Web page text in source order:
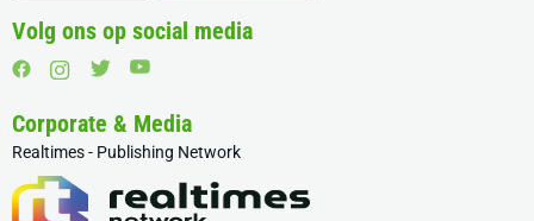
Volg ons op social media
Corporate & Media
Realtimes - Publishing Network